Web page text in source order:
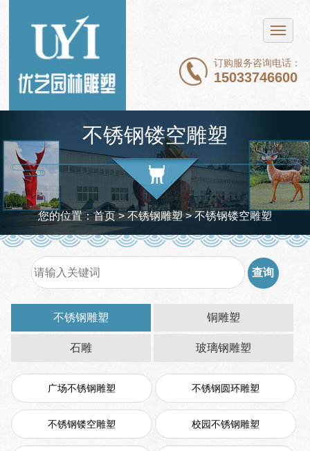
订购服务咨询电话：
15033746600
铜雕塑
石雕
玻璃钢雕塑
新闻中心
案例展示
关于我们
不锈钢镂空雕塑
您的位置：首页>不锈钢雕塑>不锈钢镂空雕塑
不锈钢雕塑 铜雕塑
石雕 玻璃钢雕塑
广场不锈钢雕塑 不锈钢圆环雕塑
不锈钢镂空雕塑 校园不锈钢雕塑